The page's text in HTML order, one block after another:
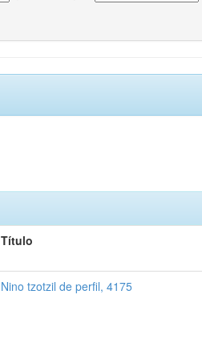
Título
Nino tzotzil de perfil, 4175